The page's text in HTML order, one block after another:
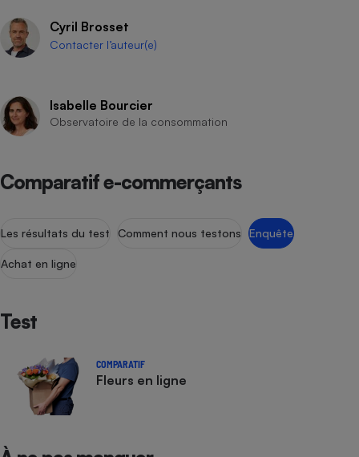
Cyril Brosset
Contacter l’auteur(e)
Isabelle Bourcier
Observatoire de la consommation
Comparatif e-commerçants
Les résultats du test Comment nous testons Enquête
Achat en ligne
Test
COMPARATIF
Fleurs en ligne